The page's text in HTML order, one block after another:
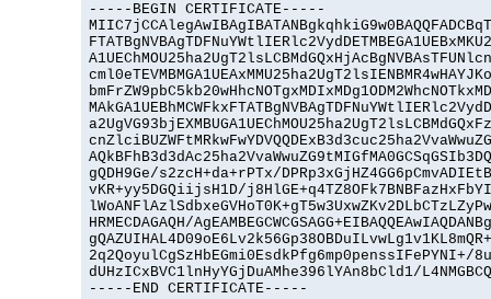
-----BEGIN CERTIFICATE-----
gQDH9Ge/s2zcH+da+rPTx/
vKR+yy5DGQiijsH1D/
HRMECDAGAQH/
2q2QoyulCgSzHbEGmi0EsdkPfg6mp0penssIFePYNI+/
dUHzICxBVC1lnHyYGjDuAMhe396lYAn8bCld1/
-----END CERTIFICATE-----